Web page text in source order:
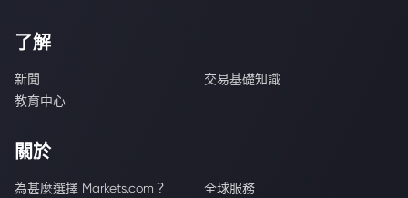
了解
新聞
交易基礎知識
教育中心
關於
為甚麼選擇 Markets.com？
全球服務